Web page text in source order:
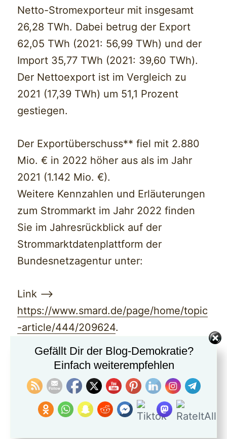
Netto-Stromexporteur mit insgesamt
26,28 TWh. Dabei betrug der Export
62,05 TWh (2021: 56,99 TWh) und der
Import 35,77 TWh (2021: 39,60 TWh).
Der Nettoexport ist im Vergleich zu
2021 (17,39 TWh) um 51,1 Prozent
gestiegen.
Der Exportüberschuss** fiel mit 2.880
Mio. € in 2022 höher aus als im Jahr
2021 (1.142 Mio. €).
Weitere Kennzahlen und Erläuterungen
zum Strommarkt im Jahr 2022 finden
Sie im Jahresrückblick auf der
Strommarktdatenplattform der
Bundesnetzagentur unter:
Link —>
https://www.smard.de/page/home/topic
-article/444/209624.
Nettostromverbrauch in Deutschland in den Jahren
1991 bis 2022 (in Terawattstunden)
Link —>
Gefällt Dir der Blog-Demokratie?
Einfach weiterempfehlen